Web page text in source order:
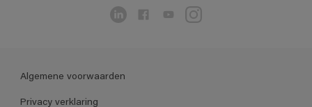
Algemene voorwaarden
Privacy verklaring